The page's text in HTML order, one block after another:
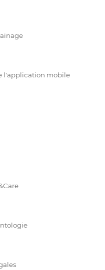
l'application mobile